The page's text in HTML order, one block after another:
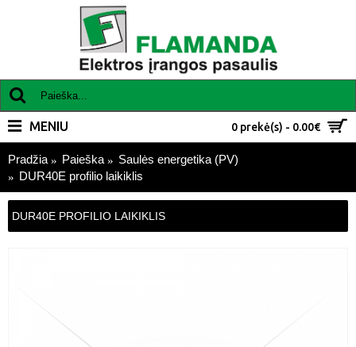
0 prekė(s) - 0.00€
MENIU
Pradžia Paieška
Saulės energetika (PV)
DUR40E profilio laikiklis
DUR40E PROFILIO LAIKIKLIS